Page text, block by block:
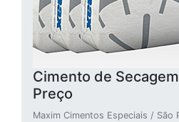
Cimento de
Preço
Maxim Cimentos Especiais / São